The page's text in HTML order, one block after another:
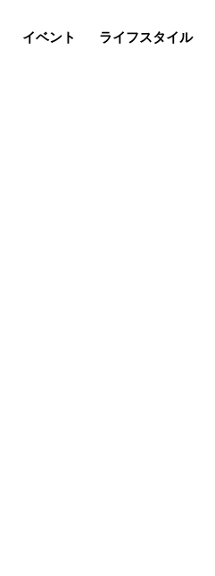
イベント ライフスタイル